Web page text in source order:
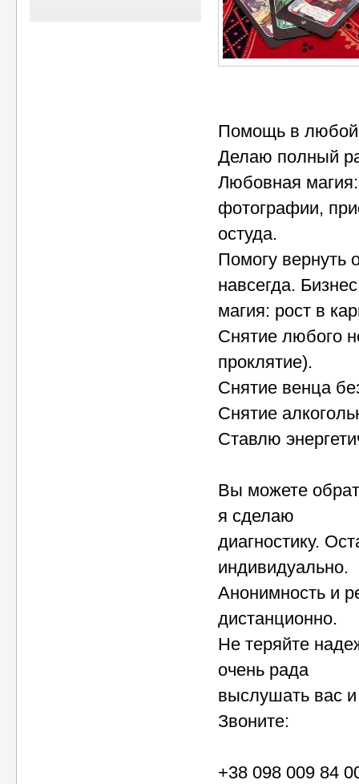
Помощь в любой
Делаю полный
Любовная магия:
фотографии,
остуда.
Помогу вернуть
навсегда. Бизнес
магия: рост в
Снятие любого
проклятие).
Снятие венца
Снятие
Ставлю
Вы можете
я сделаю
диагностику.
индивидуально.
Анонимность и
дистанционно.
Не теряйте
очень рада
выслушать вас
Звоните:
+38 098 009 84